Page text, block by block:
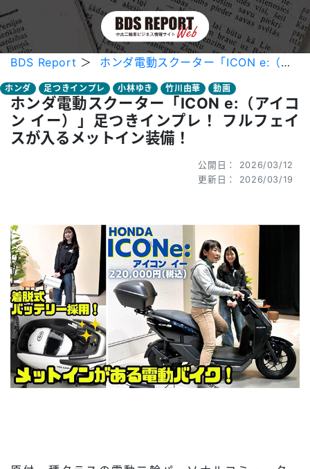
BDS Report ＞ ホンダ電動スクーター「ICON e:（アイコン イー）」足つきインプレ！ フルフェイスが入るメットイン装備！
ホンダ 足つきインプレ 小林ゆき 竹川由華 動画
ホンダ電動スクーター「ICON e:（アイコ
ン イー）」足つきインプレ！ フルフェイ
スが入るメットイン装備！
公開日： 2026/03/12
更新日： 2026/03/19